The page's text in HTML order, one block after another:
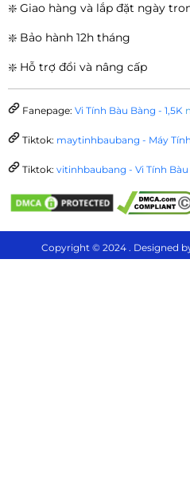
❇️ Giao hàng và lắp đặt ngày
❇️ Bảo hành 12h tháng
❇️ Hỗ trợ đổi và nâng cấp
Fanepage: Vi Tính Bàu Bàng - 1,5K
Tiktok: maytinhbaubang - Máy
Tiktok: vitinhbaubang - Vi Tính Bàu
Copyright © 2024 . Designed